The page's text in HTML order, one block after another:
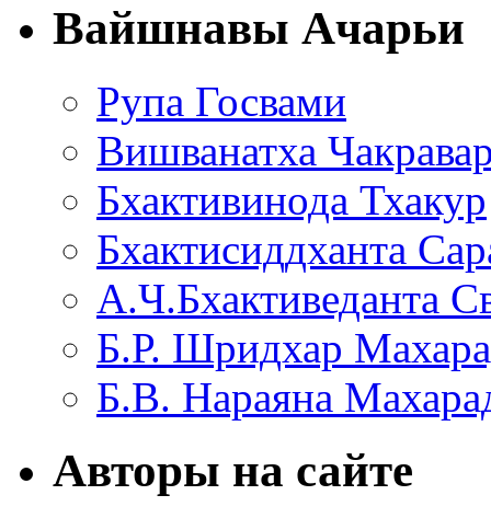
Вайшнавы Ачарьи
Рупа Госвами
Вишванатха
Бхактивинода Тхакур
Бхактисиддханта
А.Ч.Бхактиведанта
Б.Р. Шридхар
Б.В. Нараяна
Авторы на сайте